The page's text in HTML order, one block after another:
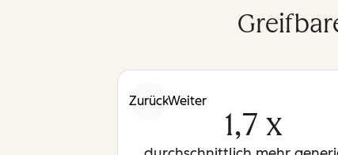
ZurückWeiter
1,7 x